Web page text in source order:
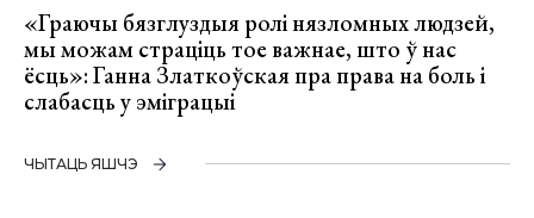
«Граючы бязглуздыя ролі нязломных людзей,
мы можам страціць тое важнае, што ў нас
ёсць»: Ганна Златкоўская пра права на боль і
слабасць у эміграцыі
ЧЫТАЦЬ ЯШЧЭ